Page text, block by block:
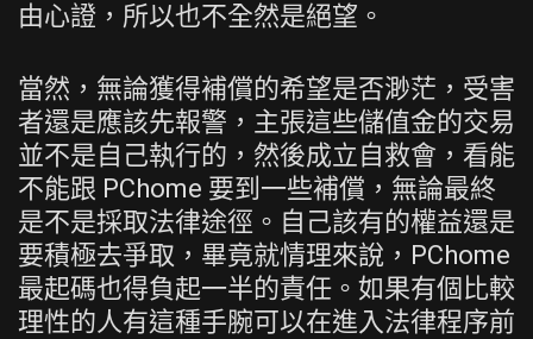
由心證，所以也不全然是絕望。
當然，無論獲得補償的希望是否渺茫，受害
者還是應該先報警，主張這些儲值金的交易
並不是自己執行的，然後成立自救會，看能
不能跟 PChome 要到一些補償，無論最終
是不是採取法律途徑。自己該有的權益還是
要積極去爭取，畢竟就情理來說，PChome
最起碼也得負起一半的責任。如果有個比較
理性的人有這種手腕可以在進入法律程序前